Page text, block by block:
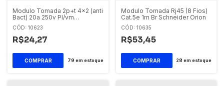
Modulo Tomada 2p+t 4x2 (anti
Bact) 20a 250v Pl/vm
Schneider Orion
CÓD: 10623
R$24,27
79 em estoque
Modulo Tomada Rj45 (8 Fios)
Cat.5e 1m Br Schneider Orion
CÓD: 10635
R$53,45
28 em estoque